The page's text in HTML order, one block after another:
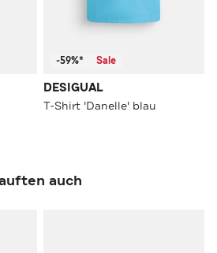
-59%* Sale
DESIGUAL
T-Shirt 'Danelle' blau
auch